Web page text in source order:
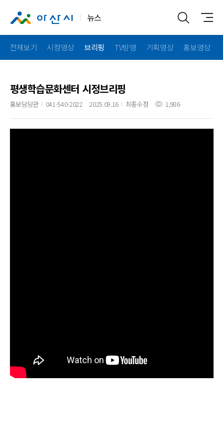
뉴스
전체보기 시정영상 브리핑 TV방영 기획영상 홍보영상
평생학습문화센터 시정브리핑
홍보담당관 041-540-2022 2025.09.16 최종수정 1,986